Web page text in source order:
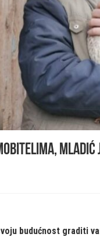
mladić
budućnost graditi